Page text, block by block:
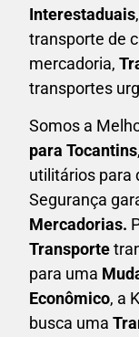
Interestaduais
transporte de
mercadoria,
transportes
Somos a
para Tocantins
utilitários para
Segurança
Mercadorias.
Transporte
para uma M
Econômico, a
busca uma T